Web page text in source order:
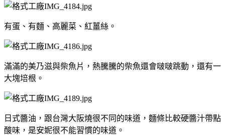
有蛋、有麵、高麗菜、紅薑絲。
滿滿的美乃滋與柴魚片，熱騰騰的柴魚還會啵啵跳動，還有一
大塊培根。
日式醬油，跟台灣大阪燒很不同的味道，麵條比較硬醬汁帶點
酸味，是安妮很不能習慣的味道。